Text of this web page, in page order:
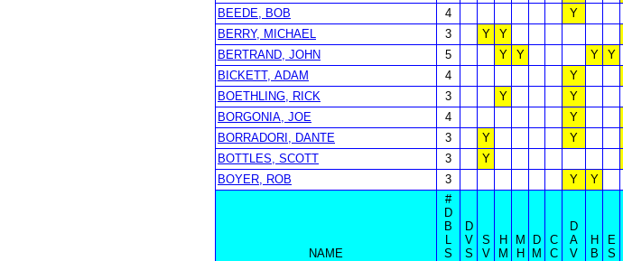
BEEDE, BOB
4 Y
BERRY, MICHAEL
3 Y Y
BERTRAND, JOHN
5 Y Y Y Y
BICKETT, ADAM
4 Y
BOETHLING, RICK
3 Y Y
BORGONIA, JOE
4 Y
BORRADORI, DANTE
3 Y Y
BOTTLES, SCOTT
3 Y
BOYER, ROB
3 Y Y
NAME
#
D
B
L
S
D
V
S
S
V
H
M
M
H
D
M
C
C
D
A
V
H
B
E
S